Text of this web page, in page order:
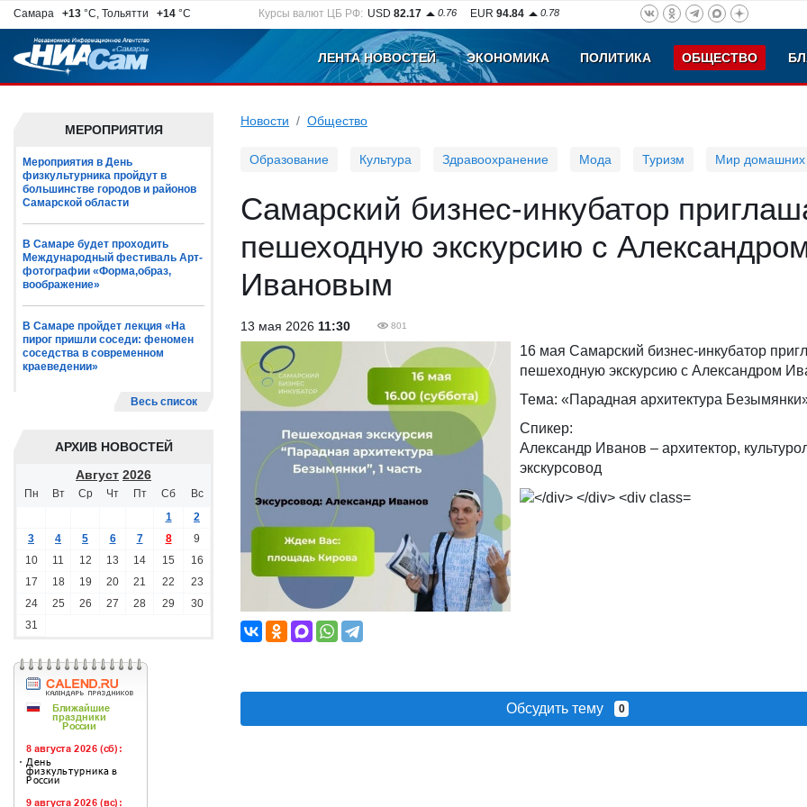
Самара +13 °C, Тольятти +14 °C Курсы валют ЦБ РФ: USD 82.17 0.76 EUR 94.84 0.78
ЛЕНТА НОВОСТЕЙ ЭКОНОМИКА ПОЛИТИКА ОБЩЕСТВО
МЕРОПРИЯТИЯ
Мероприятия в День
физкультурника пройдут в
большинстве городов и районов
Самарской области
В Самаре будет проходить
Международный фестиваль Арт-
фотографии «Форма,образ,
воображение»
В Самаре пройдет лекция «На
пирог пришли соседи: феномен
соседства в современном
краеведении»
Весь список
АРХИВ НОВОСТЕЙ
Август 2026
Пн Вт Ср Чт Пт Сб
Вс
1
2
3
4 5 6 7 8
9
10
11 12 13 14 15
16
17
18 19 20 21 22
23
24
25 26 27 28 29
30
31
Новости Общество
Образование Культура Здравоохранение Мода Туризм Мир домашних
Самарский бизнес-инкубатор
пешеходную экскурсию с
Ивановым
13 мая 2026 11:30 801
16 мая Самарский бизнес-инкубатор
пешеходную экскурсию с Александром
Тема: «Парадная архитектура
Спикер:
Александр Иванов – архитектор,
экскурсовод
Обсудить тему 0